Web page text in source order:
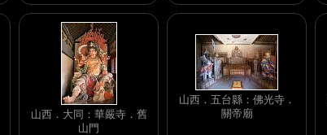
山西．大同：華嚴寺．舊
山門
山西．五台縣：佛光寺．
關帝廟